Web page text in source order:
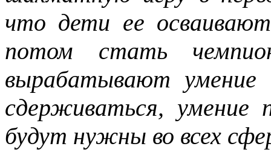
что дети ее
потом стать
вырабатывают умение
сдерживаться, умение
будут нужны во всех